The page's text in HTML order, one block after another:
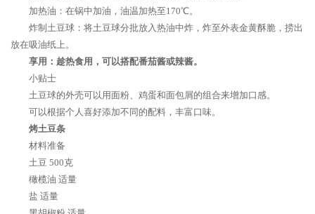
加热油：在锅中加油，油温加热至170℃。
炸制土豆球：将土豆球分批放入热油中炸，炸至外表金黄酥脆，捞出
放在吸油纸上。
享用：趁热食用，可以搭配番茄酱或辣酱。
小贴士
土豆球的外壳可以用面粉、鸡蛋和面包屑的组合来增加口感。
可以根据个人喜好添加不同的配料，丰富口味。
烤土豆条
材料准备
土豆 500克
橄榄油 适量
盐 适量